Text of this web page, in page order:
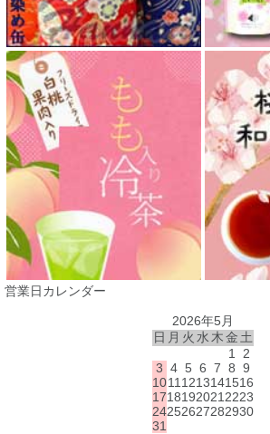
営業日カレンダー
2026年5月
日 月 火 水 木金 土
1
2
3 4 5 6 7 8 9
1011 1213141516
1718192021 2223
24252627282930
31